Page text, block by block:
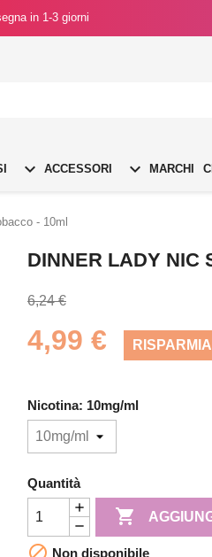
in 1-3 giorni
 ACCESSORI  MARCHI
- 10ml
DINNER LADY NIC
6,24 €
4,99 €
Nicotina: 10mg/ml
Quantità

 Non disponibile